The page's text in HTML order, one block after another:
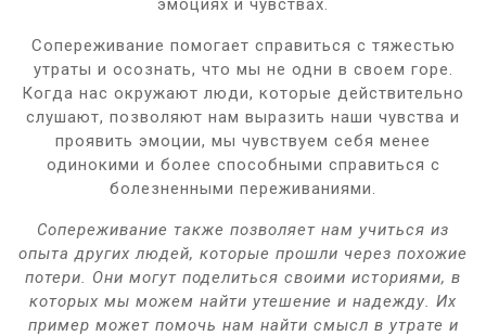
Сопереживание помогает справиться с тяжестью
утраты и осознать, что мы не одни в своем горе.
Когда нас окружают люди, которые действительно
слушают, позволяют нам выразить наши чувства и
проявить эмоции, мы чувствуем себя менее
одинокими и более способными справиться с
болезненными переживаниями.
Сопереживание также позволяет нам учиться из
опыта других людей, которые прошли через похожие
потери. Они могут поделиться своими историями, в
которых мы можем найти утешение и надежду. Их
пример может помочь нам найти смысл в утрате и